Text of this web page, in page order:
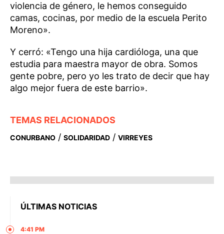
violencia de género, le hemos conseguido
camas, cocinas, por medio de la escuela Perito
Moreno».
Y cerró: «Tengo una hija cardióloga, una que
estudia para maestra mayor de obra. Somos
gente pobre, pero yo les trato de decir que hay
algo mejor fuera de este barrio».
TEMAS RELACIONADOS
CONURBANO / SOLIDARIDAD / VIRREYES
ÚLTIMAS NOTICIAS
4:41 PM